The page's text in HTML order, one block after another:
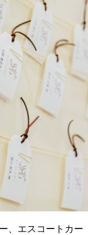
、エスコートカー